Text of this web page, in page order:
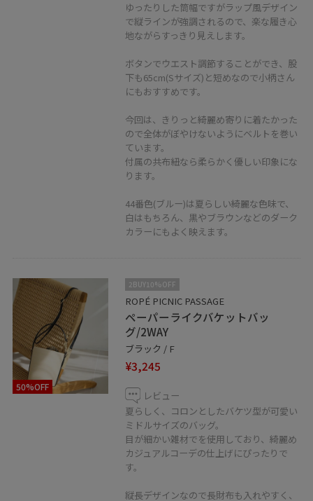
ゆったりした筒幅ですがラップ風デザイン
で縦ラインが強調されるので、楽な履き心
地ながらすっきり見えします。
ボタンでウエスト調節することができ、股
下も65cm(Sサイズ)と短めなので小柄さん
にもおすすめです。
今回は、きりっと綺麗め寄りに着たかった
ので全体がぼやけないようにベルトを巻い
ています。
付属の共布紐なら柔らかく優しい印象にな
ります。
44番色(ブルー)は夏らしい綺麗な色味で、
白はもちろん、黒やブラウンなどのダーク
カラーにもよく映えます。
50%OFF
2BUY10%OFF
ROPÉ PICNIC PASSAGE
ペーパーライクバケットバッ
グ/2WAY
ブラック / F
¥3,245
レビュー
夏らしく、コロンとしたバケツ型が可愛い
ミドルサイズのバッグ。
目が細かい雑材でを使用しており、綺麗め
カジュアルコーデの仕上げにぴったりで
す。
縦長デザインなので長財布も入れやすく、